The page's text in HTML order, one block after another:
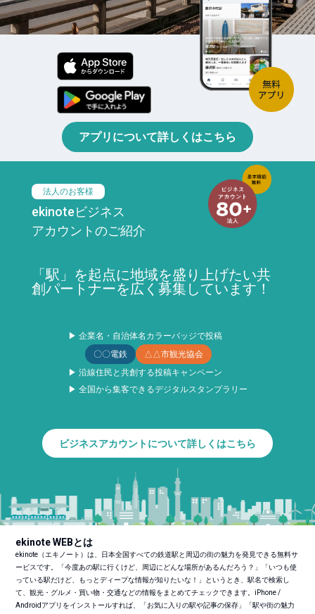
アプリについて詳しくはこちら
法人のお客様
ekinoteビジネス
アカウントのご紹介
「駅」を起点に地域を盛り上げたい共
創パートナーを広く募集しています！
▶ 企業名・自治体名カラーバッジで投稿
〇〇電鉄
△△市観光協会
▶ 沿線住民と共創する投稿キャンペーン
▶ 全国から集客できるデジタルスタンプラリー
ビジネスアカウントについて詳しくはこちら
ekinote WEBとは
ekinote（エキノート）は、日本全国すべての鉄道駅と周辺の街の魅力を発見できる無料サ
ービスです。「今度あの駅に行くけど、周辺にどんな場所があるんだろう？」「いつも使
っている駅だけど、もっとディープな情報が知りたいな！」というとき、駅名で検索し
て、観光・グルメ・買い物・交通などの情報をまとめてチェックできます。iPhone /
Androidアプリをインストールすれば、「お気に入りの駅や記事の保存」「駅や街の魅力